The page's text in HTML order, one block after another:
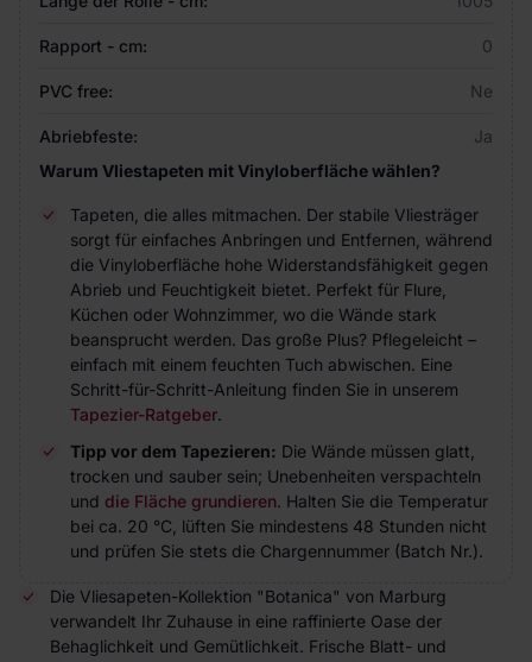
Rapport - cm: 0
PVC free: Ne
Abriebfeste:
Ja
Warum Vliestapeten mit Vinyloberfläche wählen?
Tapeten, die alles mitmachen. Der stabile Vliesträger
sorgt für einfaches Anbringen und Entfernen, während
die Vinyloberfläche hohe Widerstandsfähigkeit gegen
Abrieb und Feuchtigkeit bietet. Perfekt für Flure,
Küchen oder Wohnzimmer, wo die Wände stark
beansprucht werden. Das große Plus? Pflegeleicht –
einfach mit einem feuchten Tuch abwischen. Eine
Schritt-für-Schritt-Anleitung finden Sie in unserem
Tapezier-Ratgeber.
Tipp vor dem Tapezieren: Die Wände müssen glatt,
trocken und sauber sein; Unebenheiten verspachteln
und die Fläche grundieren. Halten Sie die Temperatur
bei ca. 20 °C, lüften Sie mindestens 48 Stunden nicht
und prüfen Sie stets die Chargennummer (Batch Nr.).
Die Vliesapeten-Kollektion "Botanica" von Marburg
verwandelt Ihr Zuhause in eine raffinierte Oase der
Behaglichkeit und Gemütlichkeit. Frische Blatt- und